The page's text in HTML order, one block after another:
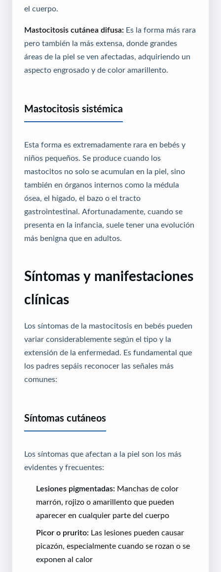
el cuerpo.
Mastocitosis cutánea difusa: Es la forma más rara
pero también la más extensa, donde grandes
áreas de la piel se ven afectadas, adquiriendo un
aspecto engrosado y de color amarillento.
Mastocitosis sistémica
Esta forma es extremadamente rara en bebés y
niños pequeños. Se produce cuando los
mastocitos no solo se acumulan en la piel, sino
también en órganos internos como la médula
ósea, el hígado, el bazo o el tracto
gastrointestinal. Afortunadamente, cuando se
presenta en la infancia, suele tener una evolución
más benigna que en adultos.
Síntomas y manifestaciones
clínicas
Los síntomas de la mastocitosis en bebés pueden
variar considerablemente según el tipo y la
extensión de la enfermedad. Es fundamental que
los padres sepáis reconocer las señales más
comunes:
Síntomas cutáneos
Los síntomas que afectan a la piel son los más
evidentes y frecuentes:
Lesiones pigmentadas: Manchas de color
marrón, rojizo o amarillento que pueden
aparecer en cualquier parte del cuerpo
Picor o prurito: Las lesiones pueden causar
picazón, especialmente cuando se rozan o se
exponen al calor